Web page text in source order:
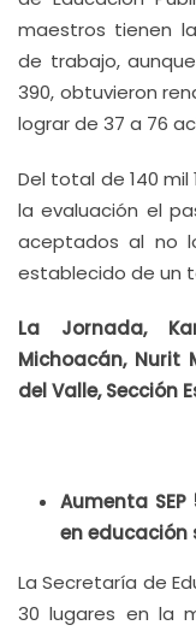
maestros tienen
de trabajo,
390, obtuvieron
lograr de 37 a 76
Del total de 140
la evaluación el
aceptados al no
establecido de un
La Jornada,
Michoacán, Nurit
del Valle, Sección
Aumenta
en educación
La Secretaría de
30 lugares en la